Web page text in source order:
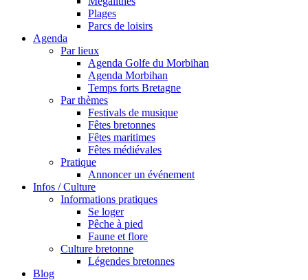
Plages
Parcs de loisirs
Agenda
Par lieux
Agenda Golfe du Morbihan
Agenda Morbihan
Temps forts Bretagne
Par thèmes
Festivals de musique
Fêtes bretonnes
Fêtes maritimes
Fêtes médiévales
Pratique
Annoncer un événement
Infos / Culture
Informations pratiques
Se loger
Pêche à pied
Faune et flore
Culture bretonne
Légendes bretonnes
Blog